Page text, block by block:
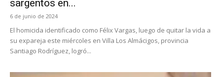
sargentos en...
6 de junio de 2024
El homicida identificado como Félix Vargas, luego de quitar la vida a
su expareja este miércoles en Villa Los Almácigos, provincia
Santiago Rodríguez, logró...